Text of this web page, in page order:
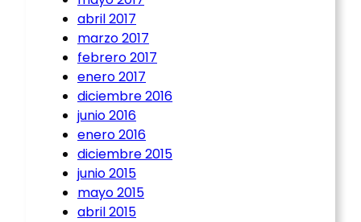
abril 2017
marzo 2017
febrero 2017
enero 2017
diciembre 2016
junio 2016
enero 2016
diciembre 2015
junio 2015
mayo 2015
abril 2015